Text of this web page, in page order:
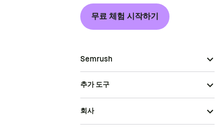
무료 체험 시작하기
Semrush
추가 도구
회사